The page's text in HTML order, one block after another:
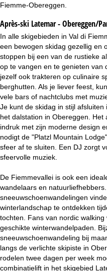
Fiemme-Obereggen.
Après-ski Latemar - Obereggen/
In alle skigebieden in Val di
een bewogen skidag gezellig en
stoppen bij een van de rustieke
op te vangen en te genieten van
jezelf ook trakteren op culinaire
berghutten. Als je liever feest,
vele bars of nachtclubs met
Je kunt de skidag in stijl
het dalstation in Obereggen.
indruk met zijn moderne design
nodigt de "Platzl Mountain
sfeer af te sluiten. Een DJ zorgt
sfeervolle muziek.
De Fiemmevallei is ook een
wandelaars en
sneeuwschoenwandelingen
winterlandschap te ontdekken
tochten. Fans van nordic
geschikte winterwandelpaden.
sneeuwschoenwandeling bij
langs de verlichte skipiste in
rodelen twee dagen per week
combinatielift in het skigebied